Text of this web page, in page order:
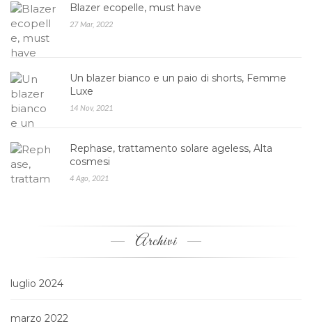
Blazer ecopelle, must have
27 Mar, 2022
Un blazer bianco e un paio di shorts, Femme
Luxe
14 Nov, 2021
Rephase, trattamento solare ageless, Alta
cosmesi
4 Ago, 2021
Archivi
luglio 2024
marzo 2022